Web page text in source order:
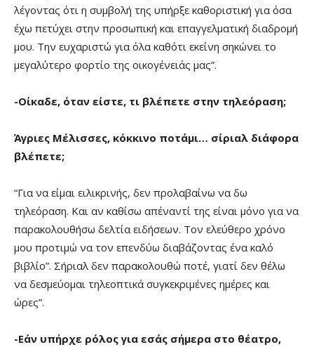
λέγοντας ότι η συμβολή της υπήρξε καθοριστική για όσα
έχω πετύχει στην προσωπική και επαγγελματική διαδρομή
μου. Την ευχαριστώ για όλα καθότι εκείνη σηκώνει το
μεγαλύτερο φορτίο της οικογένειάς μας”.
-Οίκαδε, όταν είστε, τι βλέπετε στην τηλεόραση;
Άγριες Μέλισσες, κόκκινο ποτάμι… σίριαλ διάφορα
βλέπετε;
“Για να είμαι ειλικρινής, δεν προλαβαίνω να δω
τηλεόραση. Και αν καθίσω απέναντί της είναι μόνο για να
παρακολουθήσω δελτία ειδήσεων. Τον ελεύθερο χρόνο
μου προτιμώ να τον επενδύω διαβάζοντας ένα καλό
βιβλίο”. Σήριαλ δεν παρακολουθώ ποτέ, γιατί δεν θέλω
να δεσμεύομαι τηλεοπτικά συγκεκριμένες ημέρες και
ώρες”.
-Εάν υπήρχε ρόλος για εσάς σήμερα στο θέατρο,